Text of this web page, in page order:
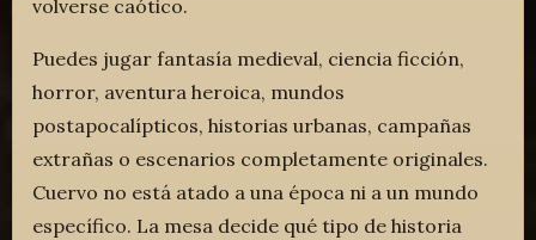
volverse caótico.
Puedes jugar fantasía medieval, ciencia ficción,
horror, aventura heroica, mundos
postapocalípticos, historias urbanas, campañas
extrañas o escenarios completamente originales.
Cuervo no está atado a una época ni a un mundo
específico. La mesa decide qué tipo de historia